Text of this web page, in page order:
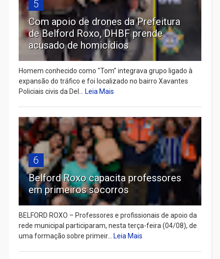
5
Com apoio de drones da Prefeitura
de Belford Roxo, DHBF prende
acusado de homicídios
Homem conhecido como "Tom" integrava grupo ligado à
expansão do tráfico e foi localizado no bairro Xavantes
Policiais civis da Del...
Leia Mais
6
Belford Roxo capacita professores
em primeiros socorros
BELFORD ROXO – Professores e profissionais de apoio da
rede municipal participaram, nesta terça-feira (04/08), de
uma formação sobre primeir...
Leia Mais